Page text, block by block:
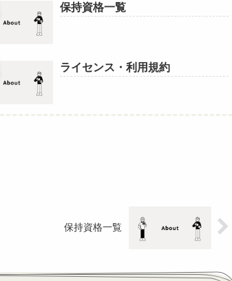
保持資格一覧
ライセンス・利用規約
保持資格一覧